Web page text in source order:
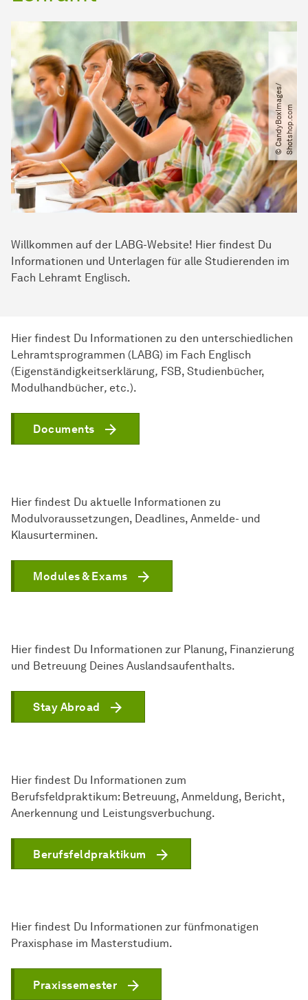
Willkommen auf der LABG-Website! Hier findest Du
Informationen und Unterlagen für alle Studierenden im
Fach Lehramt Englisch.
©
C
a
n
d
y
B
o
x
Im
a
g
e
s​
/​
S
h
o
t
s
h
o
p
.
c
om
Hier findest Du Informationen zu den unterschiedlichen
Lehramtsprogrammen (LABG) im Fach Englisch
(Eigenständigkeitserklärung, FSB, Studienbücher,
Modulhandbücher, etc.).
Documents
Hier findest Du aktuelle Informationen zu
Modulvoraussetzungen, Deadlines, Anmelde- und
Klausurterminen.
Modules & Exams
Hier findest Du Informationen zur Planung, Finanzierung
und Betreuung Deines Auslandsaufenthalts.
Stay Abroad
Hier findest Du Informationen zum
Berufsfeldpraktikum: Betreuung, Anmeldung, Bericht,
Anerkennung und Leistungsverbuchung.
Berufsfeldpraktikum
Hier findest Du Informationen zur fünfmonatigen
Praxisphase im Masterstudium.
Praxissemester